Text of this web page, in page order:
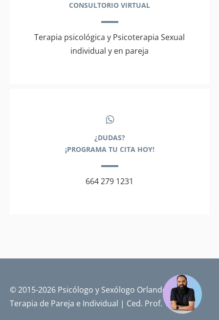
CONSULTORIO VIRTUAL
Terapia psicológica y Psicoterapia Sexual
individual y en pareja
¿DUDAS?
¡PROGRAMA TU CITA HOY!
664 279 1231
© 2015-2026 Psicólogo y Sexólogo Orlando Pérez |
Terapia de Pareja e Individual | Ced. Prof. 14719701